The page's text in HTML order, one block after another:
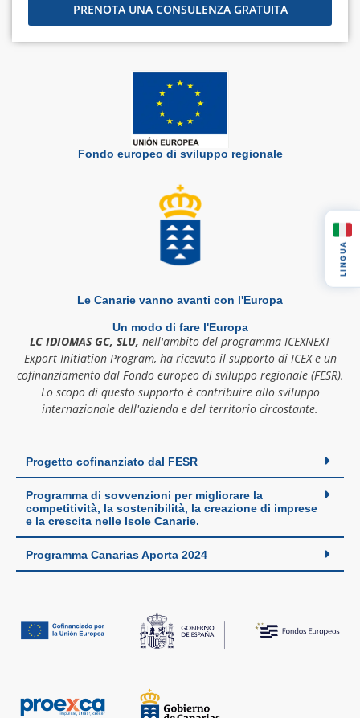
PRENOTA UNA CONSULENZA GRATUITA
Fondo europeo di sviluppo regionale
Le Canarie vanno avanti con l'Europa
Un modo di fare l'Europa
LC IDIOMAS GC, SLU, nell'ambito del programma ICEXNEXT
Export Initiation Program, ha ricevuto il supporto di ICEX e un
cofinanziamento dal Fondo europeo di sviluppo regionale (FESR).
Lo scopo di questo supporto è contribuire allo sviluppo
internazionale dell'azienda e del territorio circostante.
Progetto cofinanziato dal FESR
Programma di sovvenzioni per migliorare la
competitività, la sostenibilità, la creazione di imprese
e la crescita nelle Isole Canarie.
Programma Canarias Aporta 2024
LINGUA